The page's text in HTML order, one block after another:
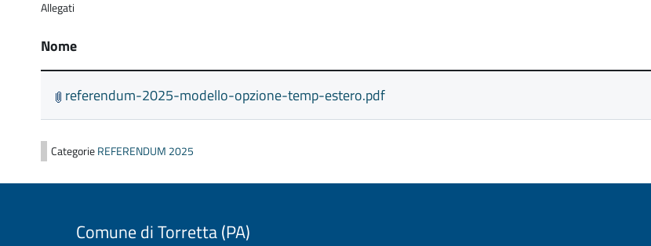
Allegati
Nome
referendum-2025-modello-opzione-temp-estero.pdf
CategorieREFERENDUM 2025
Comune di Torretta (PA)